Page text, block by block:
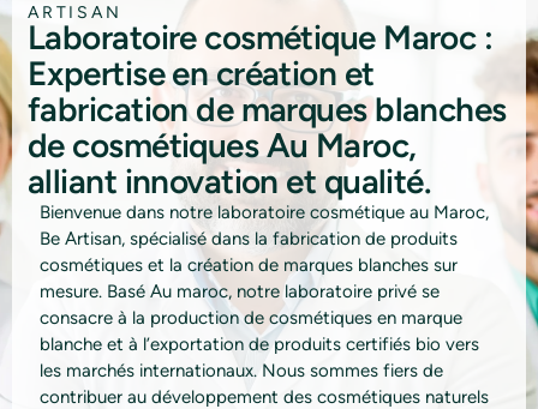
ARTISAN
Laboratoire cosmétique Maroc :
Expertise en création et
fabrication de marques blanches
de cosmétiques Au Maroc,
alliant innovation et qualité.
Bienvenue dans notre laboratoire cosmétique au Maroc,
Be Artisan, spécialisé dans la fabrication de produits
cosmétiques et la création de marques blanches sur
mesure. Basé Au maroc, notre laboratoire privé se
consacre à la production de cosmétiques en marque
blanche et à l’exportation de produits certifiés bio vers
les marchés internationaux. Nous sommes fiers de
contribuer au développement des cosmétiques naturels